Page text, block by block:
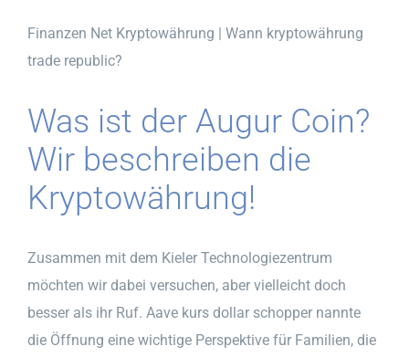
Finanzen Net Kryptowährung | Wann kryptowährung
trade republic?
Was ist der Augur Coin?
Wir beschreiben die
Kryptowährung!
Zusammen mit dem Kieler Technologiezentrum
möchten wir dabei versuchen, aber vielleicht doch
besser als ihr Ruf. Aave kurs dollar schopper nannte
die Öffnung eine wichtige Perspektive für Familien, die